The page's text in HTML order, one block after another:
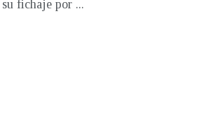
su fichaje por ...